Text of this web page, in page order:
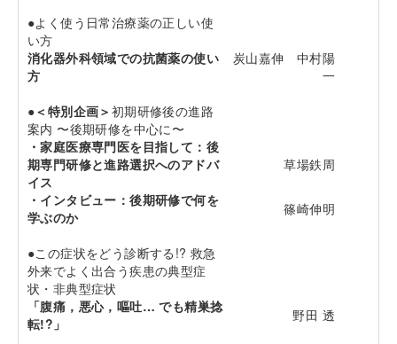
●よく使う日常治療薬の正しい使
い方
消化器外科領域での抗菌薬の使い
方
炭山嘉伸 中村陽
一
●＜特別企画＞ 初期研修後の進路
案内 〜後期研修を中心に〜
・家庭医療専門医を目指して：後
期専門研修と進路選択へのアドバ
イス
草場鉄周
・インタビュー：後期研修で何を
学ぶのか
篠崎伸明
●この症状をどう診断する!? 救急
外来でよく出合う疾患の典型症
状・非典型症状
「腹痛，悪心，嘔吐… でも精巣捻
転!?」
野田 透